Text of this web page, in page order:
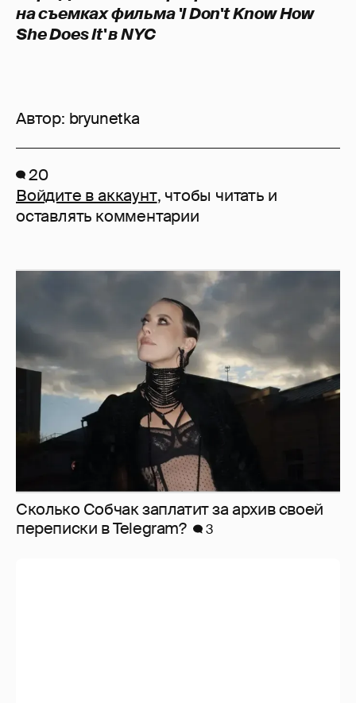
на съемках фильма 'I Don't Know How
She Does It' в NYC
Автор: bryunetka
20
Войдите в аккаунт, чтобы читать и
оставлять комментарии
Сколько Собчак заплатит за архив своей
перeписки в Telegram?
3